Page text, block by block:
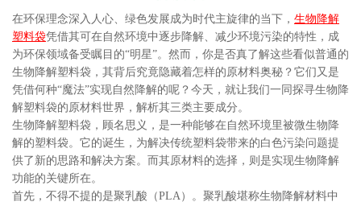
在环保理念深入人心、绿色发展成为时代主旋律的当下， 生物降解
塑料袋凭借其可在自然环境中逐步降解、减少环境污染的特性，成
为环保领域备受瞩目的“明星”。然而，你是否真了解这些看似普通的
生物降解塑料袋，其背后究竟隐藏着怎样的原材料奥秘？它们又是
凭借何种“魔法”实现自然降解的呢？今天，就让我们一同探寻生物降
解塑料袋的原材料世界，解析其三类主要成分。
生物降解塑料袋，顾名思义，是一种能够在自然环境里被微生物降
解的塑料袋。它的诞生，为解决传统塑料袋带来的白色污染问题提
供了新的思路和解决方案。而其原材料的选择，则是实现生物降解
功能的关键所在。
首先，不得不提的是聚乳酸（PLA）。聚乳酸堪称生物降解材料中